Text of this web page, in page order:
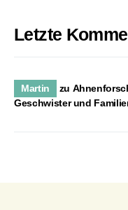
Letzte
Martin zu
Geschwister und